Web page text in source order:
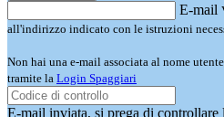
E-mail
all'indirizzo indicato con le istruzioni
Non hai una e-mail associata al nome
tramite la Login Spaggiari
E-mail inviata, si prega di controllare